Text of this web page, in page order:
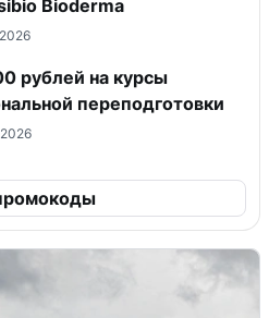
Bioderma
рублей на курсы
переподготовки